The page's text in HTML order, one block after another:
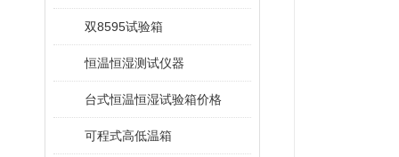
双8595试验箱
恒温恒湿测试仪器
台式恒温恒湿试验箱价格
可程式高低温箱